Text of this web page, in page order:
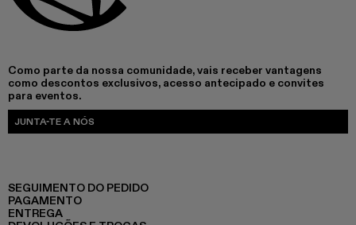
Como parte da nossa comunidade, vais receber vantagens
como descontos exclusivos, acesso antecipado e convites
para eventos.
JUNTA-TE A NÓS
SEGUIMENTO DO PEDIDO
PAGAMENTO
ENTREGA